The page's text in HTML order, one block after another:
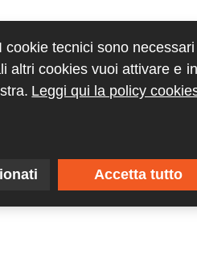
tecnici sono
altri cookies vuoi attivare e
Leggi qui la policy
Accetta tutto